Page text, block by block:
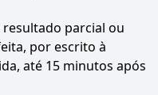
parcial ou
por escrito à
até 15 minutos após